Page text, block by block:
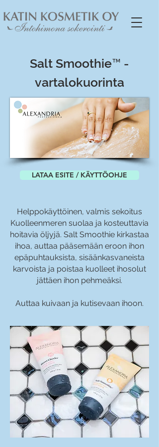
Salt Smoothie™ -
vartalokuorinta
Helppokäyttöinen, valmis sekoitus
Kuolleenmeren suolaa ja kosteuttavia
hoitavia öljyjä. Salt Smoothie kirkastaa
ihoa, auttaa pääsemään eroon ihon
epäpuhtauksista, sisäänkasvaneista
karvoista ja poistaa kuolleet ihosolut
jättäen ihon pehmeäksi.
Auttaa kuivaan ja kutisevaan ihoon.
LATAA ESITE / KÄYTTÖOHJE